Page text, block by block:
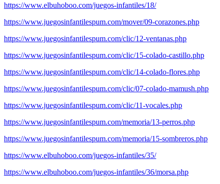
https://www.elbuhoboo.com/juegos-infantiles/18/
https://www.juegosinfantilespum.com/mover/09-corazones.php
https://www.juegosinfantilespum.com/clic/12-ventanas.php
https://www.juegosinfantilespum.com/clic/15-colado-castillo.php
https://www.juegosinfantilespum.com/clic/14-colado-flores.php
https://www.juegosinfantilespum.com/clic/07-colado-mamush.php
https://www.juegosinfantilespum.com/clic/11-vocales.php
https://www.juegosinfantilespum.com/memoria/13-perros.php
https://www.juegosinfantilespum.com/memoria/15-sombreros.php
https://www.elbuhoboo.com/juegos-infantiles/35/
https://www.elbuhoboo.com/juegos-infantiles/36/morsa.php